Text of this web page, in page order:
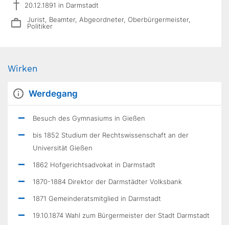
20.12.1891 in Darmstadt
Jurist, Beamter, Abgeordneter, Oberbürgermeister,
Politiker
Wirken
Werdegang
Besuch des Gymnasiums in Gießen
bis 1852 Studium der Rechtswissenschaft an der
Universität Gießen
1862 Hofgerichtsadvokat in Darmstadt
1870-1884 Direktor der Darmstädter Volksbank
1871 Gemeinderatsmitglied in Darmstadt
19.10.1874 Wahl zum Bürgermeister der Stadt Darmstadt